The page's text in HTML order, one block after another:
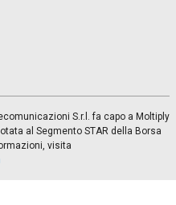
S.r.l. fa capo a Moltiply
al Segmento STAR della Borsa
visita